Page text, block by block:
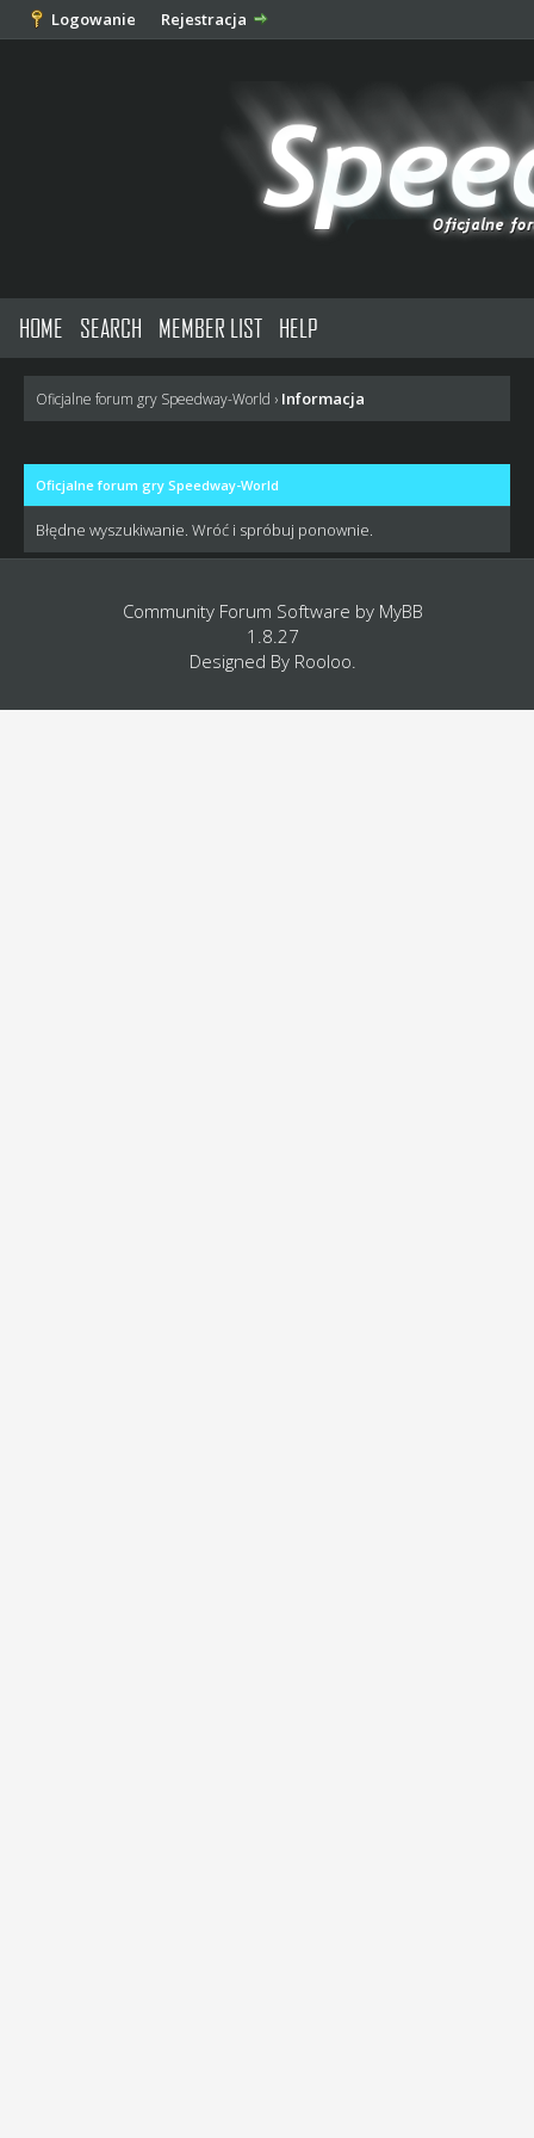
Logowanie Rejestracja
HOME SEARCH MEMBER LIST HELP
Oficjalne forum gry Speedway-World › Informacja
Oficjalne forum gry Speedway-World
Błędne wyszukiwanie. Wróć i spróbuj ponownie.
Community Forum Software by MyBB
1.8.27
Designed By Rooloo.